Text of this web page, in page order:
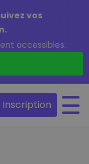
vos
accessibles.
Inscription